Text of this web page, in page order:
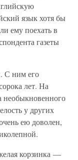
язык хотя бы
ему поехать в
газеты
С ним его
лет. На
у других
ею доволен,
корзинка —